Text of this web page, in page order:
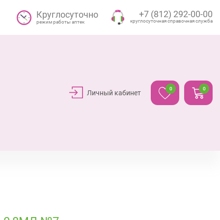
Круглосуточно
режим работы аптек
+7 (812) 292-00-00
круглосуточная справочная служба
Личный кабинет
0 0